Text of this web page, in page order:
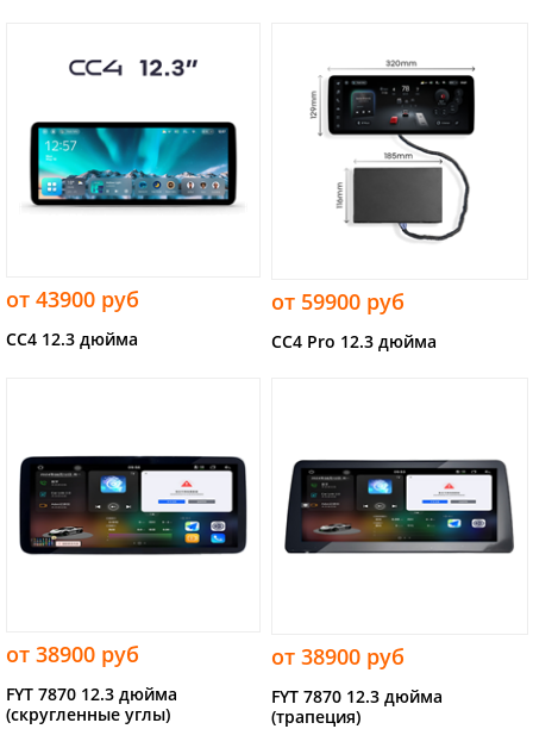
от 43900 руб
CC4 12.3 дюйма
от 59900 руб
CC4 Pro 12.3 дюйма
от 38900 руб
FYT 7870 12.3 дюйма
(скругленные углы)
от 38900 руб
FYT 7870 12.3 дюйма
(трапеция)